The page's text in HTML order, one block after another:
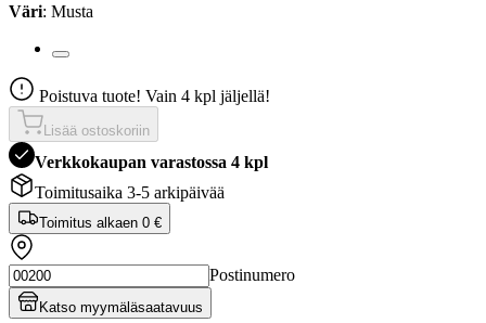
Väri: Musta
Poistuva tuote! Vain 4 kpl jäljellä!
Lisää ostoskoriin
Verkkokaupan varastossa 4 kpl
Toimitusaika 3-5 arkipäivää
Toimitus alkaen 0 €
Postinumero
Katso myymäläsaatavuus